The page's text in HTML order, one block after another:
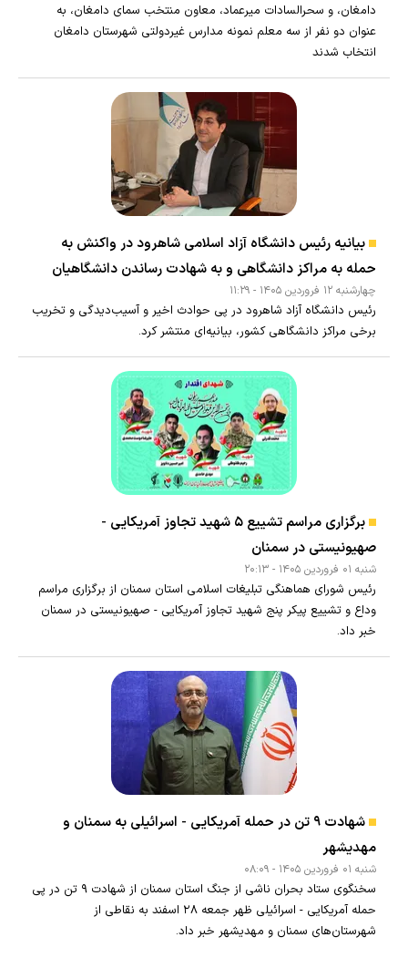
دامغان، و سحرالسادات میرعماد، معاون منتخب سمای دامغان، به
عنوان دو نفر از سه معلم نمونه مدارس غیردولتی شهرستان دامغان
انتخاب شدند
بیانیه رئیس دانشگاه آزاد اسلامی شاهرود در واکنش به
حمله به مراکز دانشگاهی و به شهادت رساندن دانشگاهیان
چهارشنبه ۱۲ فروردين ۱۴۰۵ - ۱۱:۲۹
رئیس دانشگاه آزاد شاهرود در پی حوادث اخیر و آسیب‌دیدگی و تخریب
برخی مراکز دانشگاهی کشور، بیانیه‌ای منتشر کرد.
برگزاری مراسم تشییع ۵ شهید تجاوز آمریکایی -
صهیونیستی در سمنان
شنبه ۰۱ فروردين ۱۴۰۵ - ۲۰:۱۳
رئیس شورای هماهنگی تبلیغات اسلامی استان سمنان از برگزاری مراسم
وداع و تشییع پیکر پنج شهید تجاوز آمریکایی - صهیونیستی در سمنان
خبر داد.
شهادت ۹ تن در حمله آمریکایی - اسرائیلی به سمنان و
مهدیشهر
شنبه ۰۱ فروردين ۱۴۰۵ - ۰۸:۰۹
سخنگوی ستاد بحران ناشی از جنگ استان سمنان از شهادت ۹ تن در پی
حمله آمریکایی - اسرائیلی ظهر جمعه ۲۸ اسفند به نقاطی از
شهرستان‌های سمنان و مهدیشهر خبر داد.